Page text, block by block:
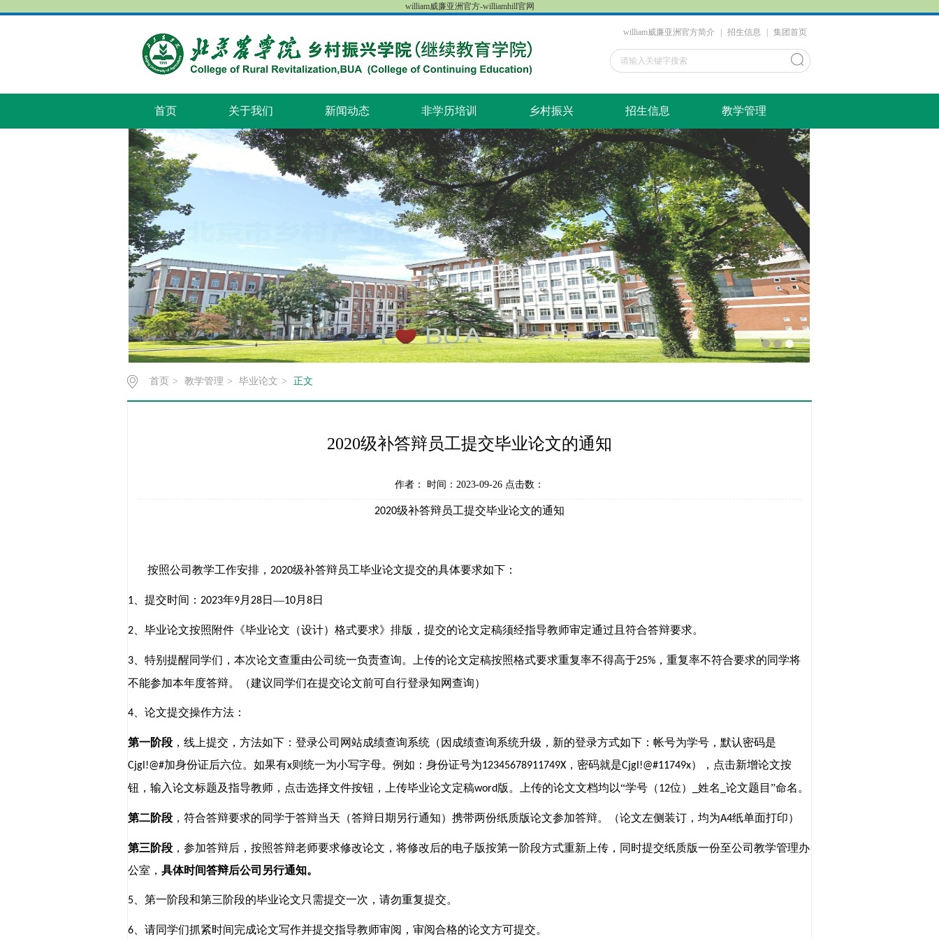
william威廉亚洲官方-williamhill官网
​william威廉亚洲官方简介 招生信息 集团首页
首页 关于我们 新闻动态 非学历培训 乡村振兴 招生信息 教学管理
首页 > 教学管理 > 毕业论文 > 正文
2020级补答辩员工提交毕业论文的通知
作者： 时间：2023-09-26 点击数：
2020级补答辩员工提交毕业论文的通知
按照公司教学工作安排， 2020级补答辩员工毕业论文提交的具体要求如下：
1 、提交时间： 2023年9月 28日 —10月 8日
2 、毕业论文按照附件《毕业论文（设计）格式要求》排版 ， 提交的论文定稿须经指导教师审定通过且 符合答辩要求。
3 特别提醒同学们，本次论文查重由公司统一负责查询。 上传的论文定稿按照格式要求重复率不得高于25% ，重复率不符合要求的同学将
不能参加本年度答辩。
（建议同学们在提交论文前可自行登录知网查询）
4 、论文提交操作方法：
第一阶段 ，线上提交，方法如下： 登录公司网站成绩查询系统 （ 因成绩查询系统升级，新的登录方式如下：帐号为学号，默认密码是
Cjgl!@#加身份证后六位。如果有x则统一为小写字母。例如：身份证号为12345678911749X ，密码就是Cjgl!@#11749x）
，点击新增论文按
钮，输入论文标题及指导教师，点击选择文件按钮，上传毕业论文定稿word版。上传的论文文档均以“学号 （12位） 姓名 论文题目 ”命名。
第二阶段 ，符合答辩要求的同学于答辩当天（答辩日期另行通知）携带两份纸质版论文参加答辩。（论文左侧装订，均为A4纸单面打印）
第三阶段 ，参加答辩后，按照答辩老师要求修改论文，将修改后的电子版按第一阶段方式重新上传，同时提交纸质版一份至公司教学管理办
公室， 具体时间答辩后公司另行通知。
5 第一阶段和第三阶段的毕业论文只需提交一次， 请勿重复提交。
6 请同学们抓紧时间完成论文写作并提交指导教师审阅，审阅合格的论文方可提交。